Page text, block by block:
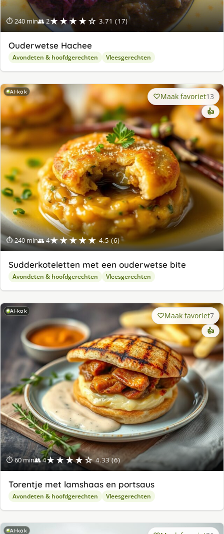
⏱ 240 min👥 2★★★★☆ 3.71 (17)
Ouderwetse Hachee
Avondeten & hoofdgerechten Vleesgerechten
AI-kok
⏱ 240 min👥 4★★★★★ 4.5 (6)
Maak favoriet13
👍
Sudderkoteletten met een ouderwetse bite
Avondeten & hoofdgerechten Vleesgerechten
AI-kok
⏱ 60 min👥 4★★★★☆ 4.33 (6)
Maak favoriet7
👍
Torentje met lamshaas en portsaus
Avondeten & hoofdgerechten Vleesgerechten
AI-kok